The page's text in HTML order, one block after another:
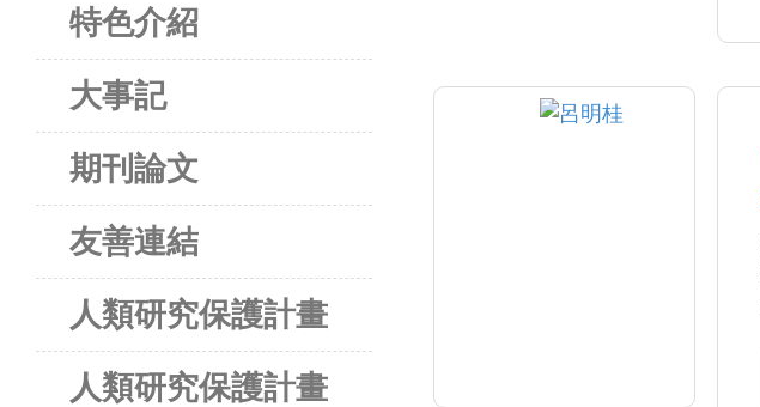
特色介紹
大事記
期刊論文
友善連結
人類研究保護計畫
人類研究保護計畫